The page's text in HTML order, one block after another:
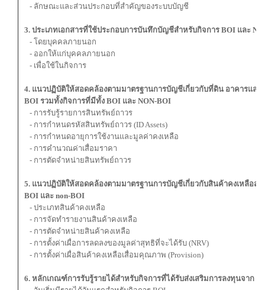
- ลักษณะและส่วนประกอบที่สำคัญของระบบบัญชี
3. ประเภทเอกสารที่ใช้ประกอบการบันทึกบัญชีสำหรับกิจการ BOI และ
- โดยบุคคลภายนอก
- ออกให้แก่บุคคลภายนอก
- เพื่อใช้ในกิจการ
4. แนวปฏิบัติให้สอดคล้องตามมาตรฐานการบัญชีเกี่ยวกับที่ดิน อาคารแล
BOI รวมทั้งกิจการที่มีทั้ง BOI และ NON-BOI
- การรับรู้รายการสินทรัพย์ถาวร
- การกำหนดรหัสสินทรัพย์ถาวร (ID Assets)
- การกำหนดอายุการใช้งานและมูลค่าคงเหลือ
- การคำนวณค่าเสื่อมราคา
- การตัดจำหน่ายสินทรัพย์ถาวร
5. แนวปฏิบัติให้สอดคล้องตามมาตรฐานการบัญชีเกี่ยวกับสินค้าคงเหลือส
BOI และ non-BOI
- ประเภทสินค้าคงเหลือ
- การจัดทำรายงานสินค้าคงเหลือ
- การตัดจำหน่ายสินค้าคงเหลือ
- การตั้งค่าเผื่อการลดลงของมูลค่าสุทธิที่จะได้รับ (NRV)
- การตั้งค่าเผื่อสินค้าคงเหลือเสื่อมคุณภาพ (Provision)
6. หลักเกณฑ์การรับรู้รายได้สำหรับกิจการที่ได้รับส่งเสริมการลงทุนจาก